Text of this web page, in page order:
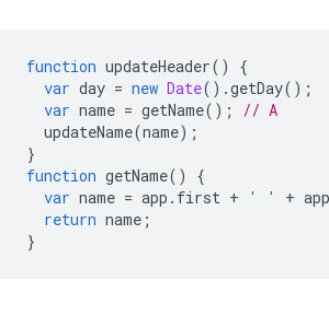
function updateHeader()
{
var day = new Date().getDay();
var name = getName();
// A
updateName(name);
}
function getName()
{
var name = app . first + ' ' + app
return name ;
}